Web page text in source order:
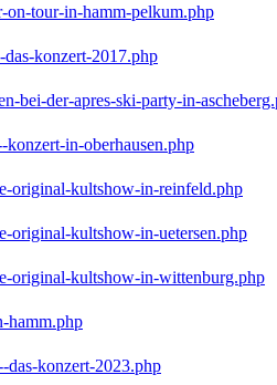
on-tour-in-hamm-pelkum.php
das-konzert-2017.php
bei-der-apres-ski-party-in-
konzert-in-oberhausen.php
original-kultshow-in-reinfeld.php
original-kultshow-in-uetersen.php
original-kultshow-in-wittenburg.php
hamm.php
das-konzert-2023.php